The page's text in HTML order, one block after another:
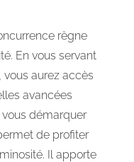
règne
En vous servant
aurez accès
avancées
démarquer
de profiter
Il apporte